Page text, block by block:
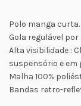
Polo manga curta.
Gola regulável
Alta visibilidade :
suspensório e em
Malha 100%
Bandas retro-